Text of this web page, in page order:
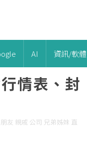
AI 資訊/軟體
情表、封
友 親戚 公司 兄弟姊妹 直